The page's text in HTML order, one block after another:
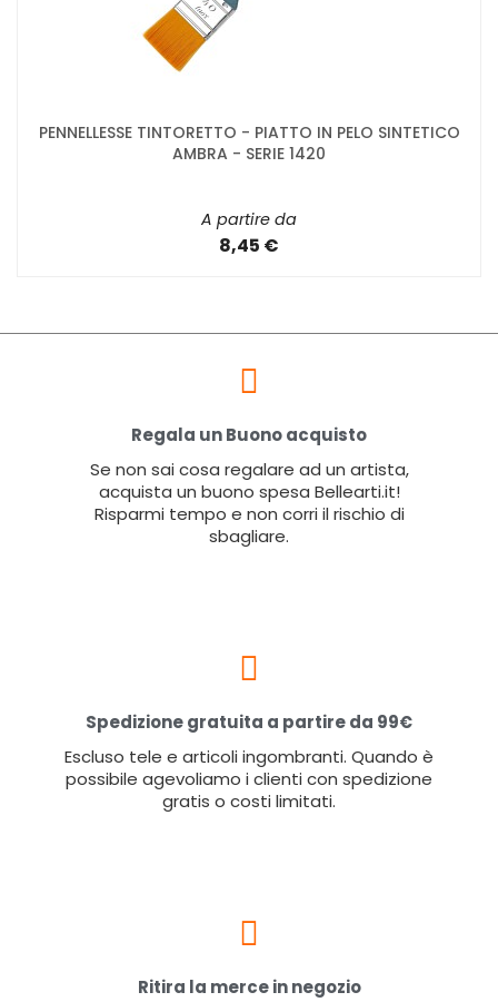
PENNELLESSE TINTORETTO - PIATTO IN PELO SINTETICO
AMBRA - SERIE 1420
A partire da
8,45 €
Regala un Buono acquisto
Se non sai cosa regalare ad un artista,
acquista un buono spesa Bellearti.it!
Risparmi tempo e non corri il rischio di
sbagliare.
Spedizione gratuita a partire da 99€
Escluso tele e articoli ingombranti. Quando è
possibile agevoliamo i clienti con spedizione
gratis o costi limitati.
Ritira la merce in negozio